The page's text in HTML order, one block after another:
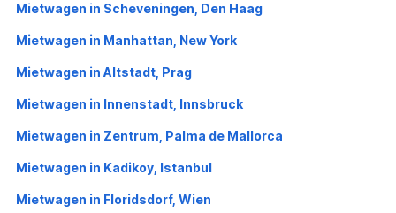
Mietwagen in Scheveningen, Den Haag
Mietwagen in Manhattan, New York
Mietwagen in Altstadt, Prag
Mietwagen in Innenstadt, Innsbruck
Mietwagen in Zentrum, Palma de Mallorca
Mietwagen in Kadikoy, Istanbul
Mietwagen in Floridsdorf, Wien